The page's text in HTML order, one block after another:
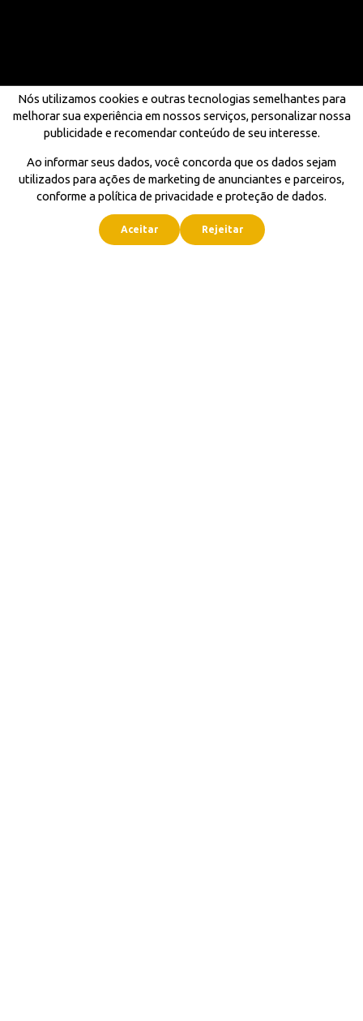
Nós utilizamos cookies e outras tecnologias semelhantes para
melhorar sua experiência em nossos serviços, personalizar nossa
publicidade e recomendar conteúdo de seu interesse.
Ao informar seus dados, você concorda que os dados sejam
utilizados para ações de marketing de anunciantes e parceiros,
conforme a política de privacidade e proteção de dados.
Aceitar Rejeitar